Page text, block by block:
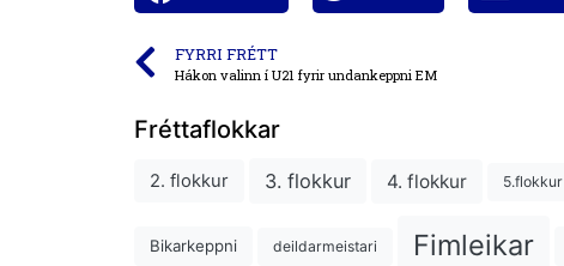
FYRRI FRÉTT
Hákon valinn í U21 fyrir undankeppni EM
Fréttaflokkar
2. flokkur 3. flokkur 4. flokkur 5.flokkur
Bikarkeppni deildarmeistari Fimleikar